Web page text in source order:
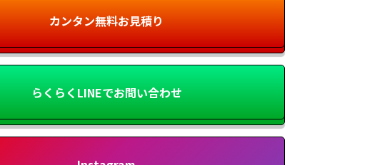
カンタン無料お見積り
らくらくLINEでお問い合わせ